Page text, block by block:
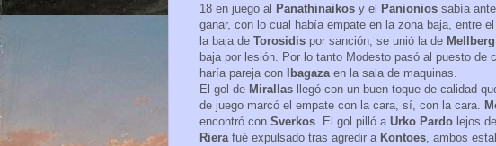
18 en juego al Panathinaikos y el Panionios sabía
ganar, con lo cual había empate en la zona baja, entre
la baja de Torosidis por sanción, se unió la de Mellberg
baja por lesión. Por lo tanto Modesto pasó al puesto de
haría pareja con Ibagaza en la sala de maquinas.
El gol de Mirallas llegó con un buen toque de calidad
de juego marcó el empate con la cara, sí, con la cara.
encontró con Sverkos . El gol pilló a Urko Pardo lejos
Riera fué expulsado tras agredir a Kontoes , ambos